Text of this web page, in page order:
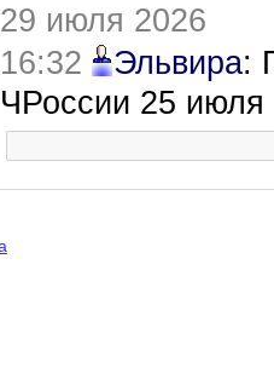
29 июля 2026
16:32
Эльвира:
ЧРоссии 25 июля